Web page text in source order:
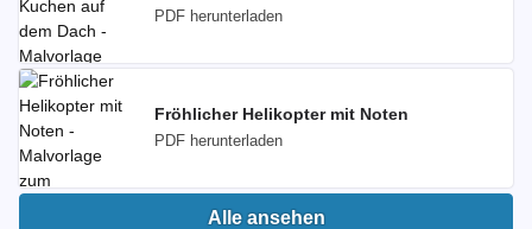
PDF herunterladen
Fröhlicher Helikopter mit Noten
PDF herunterladen
Alle ansehen